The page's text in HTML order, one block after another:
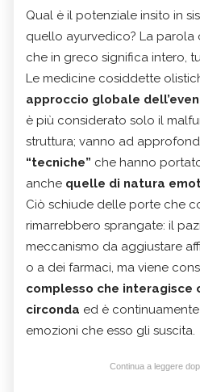
Qual è il potenziale insito in
quello ayurvedico? La parola
che in greco significa intero,
Le medicine cosiddette
approccio globale
è più considerato solo il
struttura; vanno ad
“tecniche” che hanno
anche quelle di natura
Ciò schiude delle porte che
rimarrebbero sprangate: il
meccanismo da aggiustare
o a dei farmaci, ma viene
complesso che interagisce
circonda ed è
emozioni che esso gli suscita.
Continua a leggere